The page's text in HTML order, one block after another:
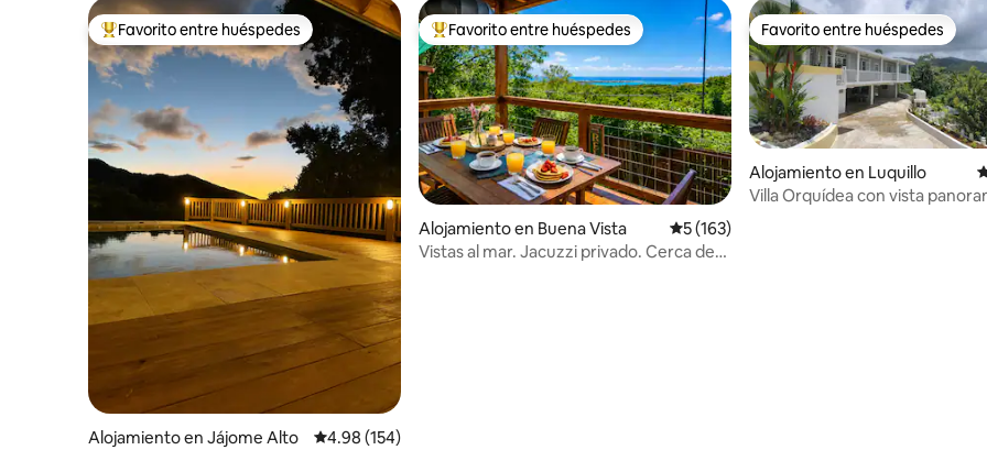
Favorito entre huéspedes preferido
Favorito entre huéspedes
Alojamiento en Jájome Alto Calificación promedio: 4.98 de 5, 154 reseñas
4.98 (154)
Favorito entre huéspedes preferido
Favorito entre huéspedes
Alojamiento en Buena Vista Calificación promedio: 5 de 5, 163 reseñas
5 (163)
Vistas al mar. Jacuzzi privado. Cerca de
Favorito entre huéspedes
Favorito entre huéspedes
Alojamiento en Luquillo
Villa Orquídea con vista